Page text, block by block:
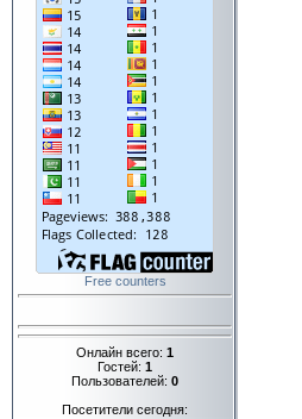
Free counters
Онлайн всего: 1
Гостей: 1
Пользователей: 0
Посетители сегодня: